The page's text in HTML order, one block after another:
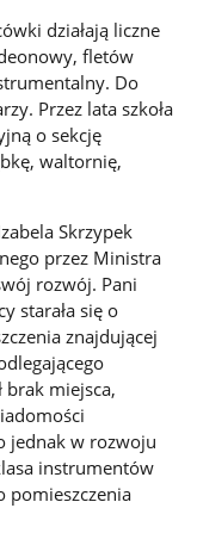
działają liczne
fletów
Do
Przez lata szkoła
o sekcję
waltornię,
Skrzypek
przez Ministra
rozwój. Pani
starała się o
znajdującej
brak miejsca,
jednak w rozwoju
instrumentów
pomieszczenia